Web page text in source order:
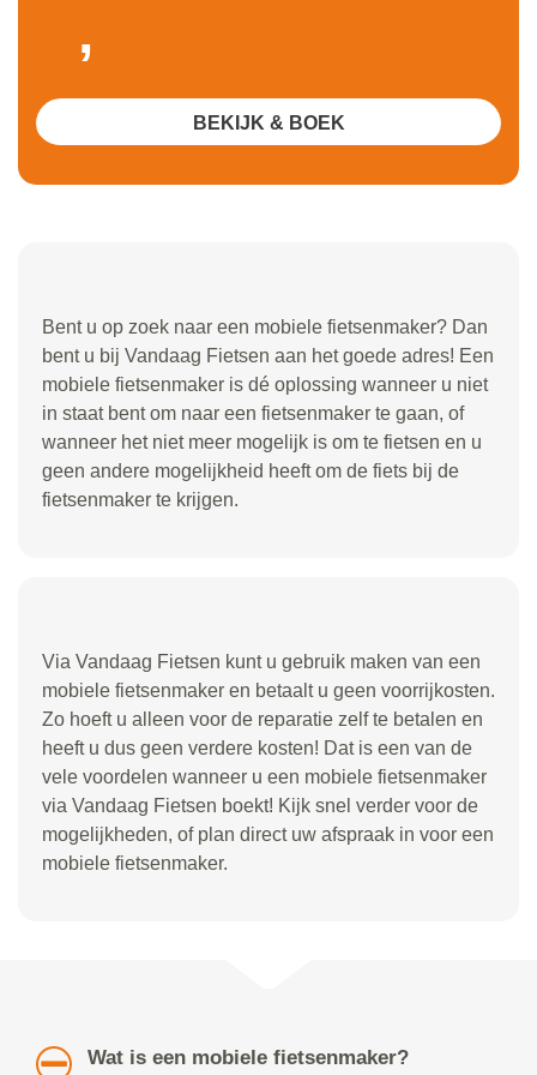
Bent u op zoek naar een mobiele fietsenmaker? Dan
bent u bij Vandaag Fietsen aan het goede adres! Een
mobiele fietsenmaker is dé oplossing wanneer u niet
in staat bent om naar een fietsenmaker te gaan, of
wanneer het niet meer mogelijk is om te fietsen en u
geen andere mogelijkheid heeft om de fiets bij de
fietsenmaker te krijgen.
,
BEKIJK & BOEK
Via Vandaag Fietsen kunt u gebruik maken van een
mobiele fietsenmaker en betaalt u geen voorrijkosten.
Zo hoeft u alleen voor de reparatie zelf te betalen en
heeft u dus geen verdere kosten! Dat is een van de
vele voordelen wanneer u een mobiele fietsenmaker
via Vandaag Fietsen boekt! Kijk snel verder voor de
mogelijkheden, of plan direct uw afspraak in voor een
mobiele fietsenmaker.
Wat is een mobiele fietsenmaker?